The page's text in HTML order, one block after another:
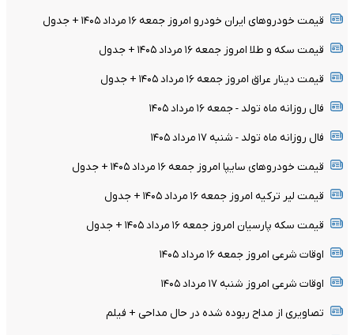
قیمت خودرو‌های ایران خودرو امروز جمعه ۱۶ مرداد ۱۴۰۵ + جدول
قیمت سکه و طلا امروز جمعه ۱۶ مرداد ۱۴۰۵ + جدول
قیمت دینار عراق امروز جمعه ۱۶ مرداد ۱۴۰۵ + جدول
فال روزانه ماه تولد - جمعه ۱۶ مرداد ۱۴۰۵
فال روزانه ماه تولد - شنبه ۱۷ مرداد ۱۴۰۵
قیمت خودرو‌های سایپا امروز جمعه ۱۶ مرداد ۱۴۰۵ + جدول
قیمت لیر ترکیه امروز جمعه ۱۶ مرداد ۱۴۰۵ + جدول
قیمت سکه پارسیان امروز جمعه ۱۶ مرداد ۱۴۰۵ + جدول
اوقات شرعی امروز جمعه ۱۶ مرداد ۱۴۰۵
اوقات شرعی امروز شنبه ۱۷ مرداد ۱۴۰۵
تصاویری از مداح ربوده شده در حال مداحی + فیلم